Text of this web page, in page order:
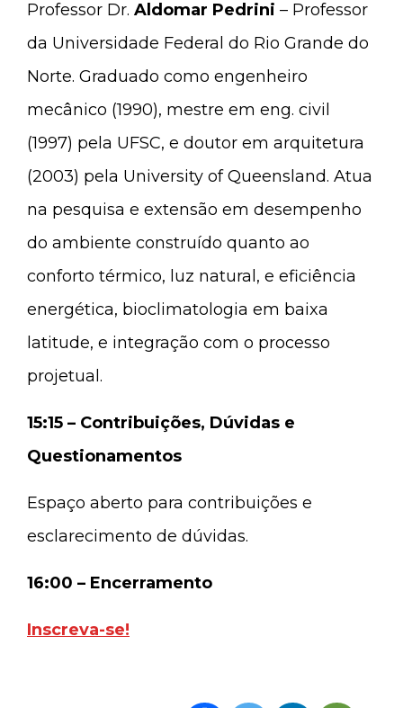
Professor Dr. Aldomar Pedrini – Professor
da Universidade Federal do Rio Grande do
Norte. Graduado como engenheiro
mecânico (1990), mestre em eng. civil
(1997) pela UFSC, e doutor em arquitetura
(2003) pela University of Queensland. Atua
na pesquisa e extensão em desempenho
do ambiente construído quanto ao
conforto térmico, luz natural, e eficiência
energética, bioclimatologia em baixa
latitude, e integração com o processo
projetual.
15:15 – Contribuições, Dúvidas e
Questionamentos
Espaço aberto para contribuições e
esclarecimento de dúvidas.
16:00 – Encerramento
Inscreva-se!